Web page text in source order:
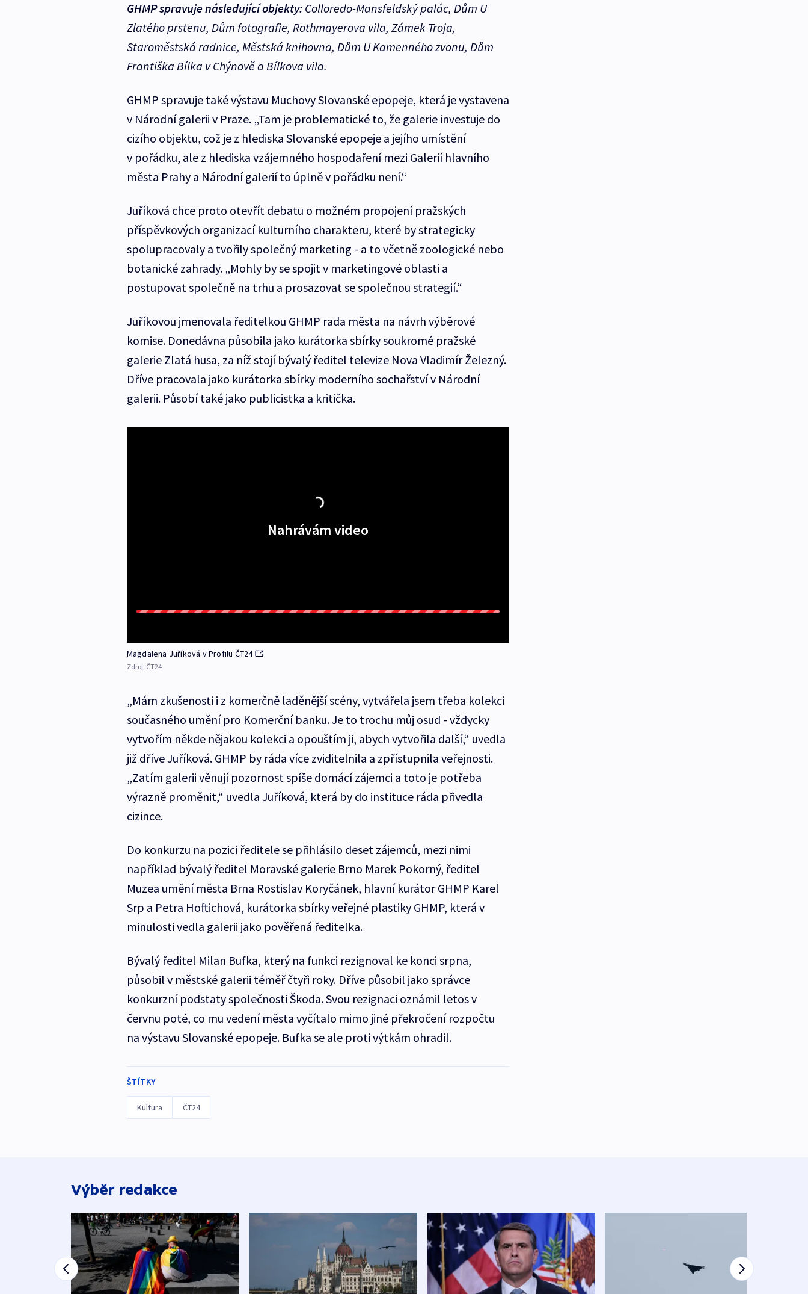
GHMP spravuje následující objekty:Colloredo-Mansfeldský palác, Dům U
Zlatého prstenu, Dům fotografie, Rothmayerova vila, Zámek Troja,
Staroměstská radnice, Městská knihovna, Dům U Kamenného zvonu, Dům
Františka Bílka v Chýnově a Bílkova vila.
GHMP spravuje také výstavu Muchovy Slovanské epopeje, která je vystavena
v Národní galerii v Praze. „Tam je problematické to, že galerie investuje do
cizího objektu, což je z hlediska Slovanské epopeje a jejího umístění
v pořádku, ale z hlediska vzájemného hospodaření mezi Galerií hlavního
města Prahy a Národní galerií to úplně v pořádku není.“
Juříková chce proto otevřít debatu o možném propojení pražských
příspěvkových organizací kulturního charakteru, které by strategicky
spolupracovaly a tvořily společný marketing - a to včetně zoologické nebo
botanické zahrady. „Mohly by se spojit v marketingové oblasti a
postupovat společně na trhu a prosazovat se společnou strategií.“
Juříkovou jmenovala ředitelkou GHMP rada města na návrh výběrové
komise. Donedávna působila jako kurátorka sbírky soukromé pražské
galerie Zlatá husa, za níž stojí bývalý ředitel televize Nova Vladimír Železný.
Dříve pracovala jako kurátorka sbírky moderního sochařství v Národní
galerii. Působí také jako publicistka a kritička.
Nahrávám video
Magdalena Juříková v Profilu ČT24
Zdroj: ČT24
„Mám zkušenosti i z komerčně laděnější scény, vytvářela jsem třeba kolekci
současného umění pro Komerční banku. Je to trochu můj osud - vždycky
vytvořím někde nějakou kolekci a opouštím ji, abych vytvořila další,“ uvedla
již dříve Juříková. GHMP by ráda více zviditelnila a zpřístupnila veřejnosti.
„Zatím galerii věnují pozornost spíše domácí zájemci a toto je potřeba
výrazně proměnit,“ uvedla Juříková, která by do instituce ráda přivedla
cizince.
Do konkurzu na pozici ředitele se přihlásilo deset zájemců, mezi nimi
například bývalý ředitel Moravské galerie Brno Marek Pokorný, ředitel
Muzea umění města Brna Rostislav Koryčánek, hlavní kurátor GHMP Karel
Srp a Petra Hoftichová, kurátorka sbírky veřejné plastiky GHMP, která v
minulosti vedla galerii jako pověřená ředitelka.
Bývalý ředitel Milan Bufka, který na funkci rezignoval ke konci srpna,
působil v městské galerii téměř čtyři roky. Dříve působil jako správce
konkurzní podstaty společnosti Škoda. Svou rezignaci oznámil letos v
červnu poté, co mu vedení města vyčítalo mimo jiné překročení rozpočtu
na výstavu Slovanské epopeje. Bufka se ale proti výtkám ohradil.
ŠTÍTKY
Kultura ČT24
Výběr redakce